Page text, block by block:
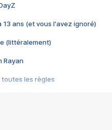
13 ans (et vous l'avez ignoré)
(littéralement)
Rayan
toutes les règles